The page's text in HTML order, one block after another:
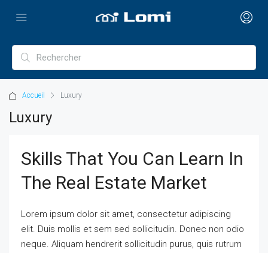
Accueil Luxury
Luxury
Skills That You Can Learn In
The Real Estate Market
Lorem ipsum dolor sit amet, consectetur adipiscing
elit. Duis mollis et sem sed sollicitudin. Donec non odio
neque. Aliquam hendrerit sollicitudin purus, quis rutrum